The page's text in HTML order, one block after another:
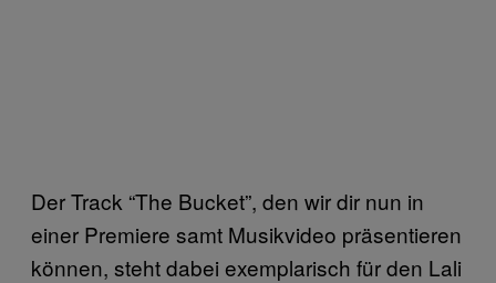
Der Track “The Bucket”, den wir dir nun in
einer Premiere samt Musikvideo präsentieren
können, steht dabei exemplarisch für den Lali